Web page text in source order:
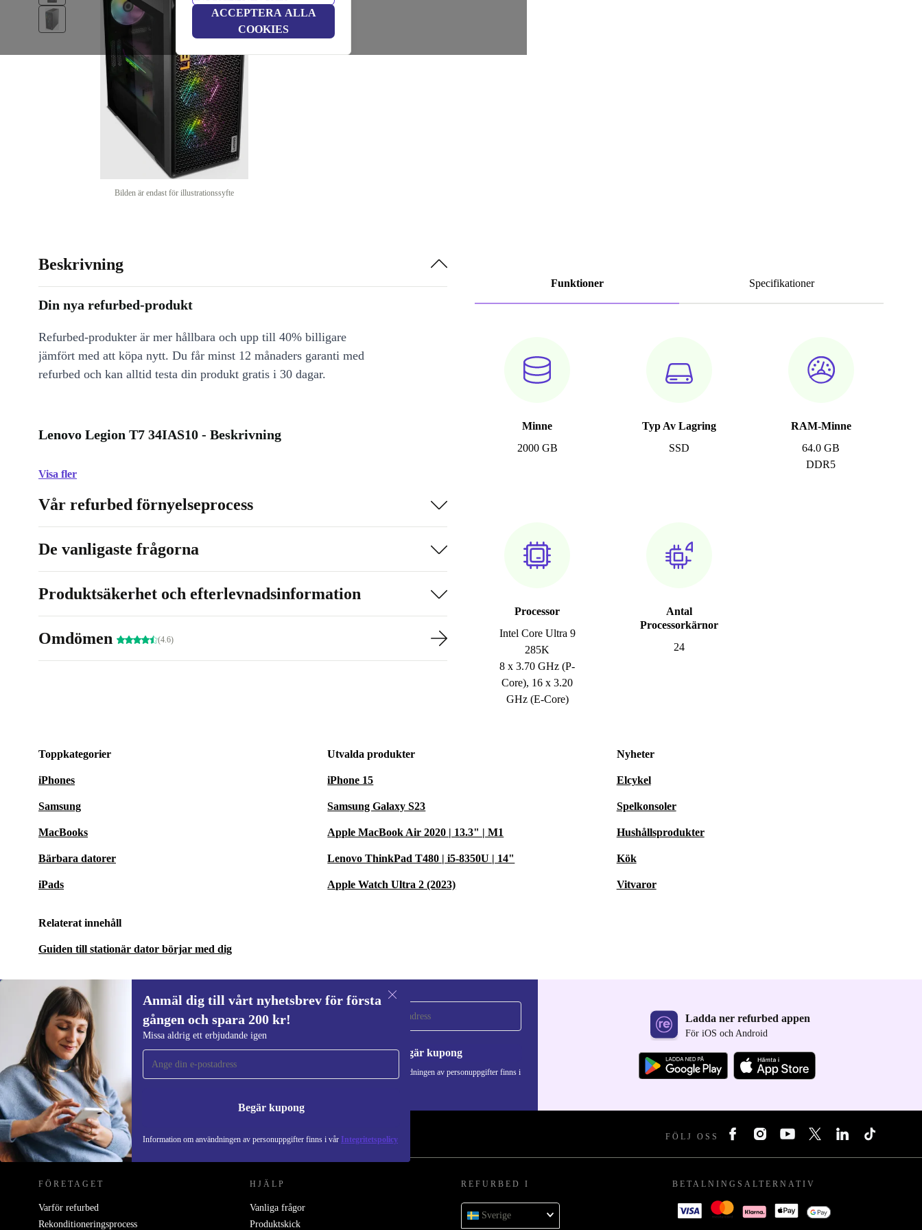
ACCEPTERA ALLA
COOKIES
Bilden är endast för illustrationssyfte
Funktioner Specifikationer
Minne
2000 GB
Typ Av Lagring
SSD
RAM-Minne
64.0 GB
DDR5
Processor
Intel Core Ultra 9
285K
8 x 3.70 GHz (P-
Core), 16 x 3.20
GHz (E-Core)
Antal
Processorkärnor
24
Beskrivning
Din nya refurbed-produkt
Refurbed-produkter är mer hållbara och upp till 40% billigare
jämfört med att köpa nytt. Du får minst 12 månaders garanti med
refurbed och kan alltid testa din produkt gratis i 30 dagar.
Lenovo Legion T7 34IAS10 - Beskrivning
Visa fler
Vår refurbed förnyelseprocess
De vanligaste frågorna
Produktsäkerhet och efterlevnadsinformation
Omdömen (4.6)
Toppkategorier
iPhones
Samsung
MacBooks
Bärbara datorer
iPads
Utvalda produkter
iPhone 15
Samsung Galaxy S23
Apple MacBook Air 2020 | 13.3" | M1
Lenovo ThinkPad T480 | i5-8350U | 14"
Apple Watch Ultra 2 (2023)
Nyheter
Elcykel
Spelkonsoler
Hushållsprodukter
Kök
Vitvaror
Relaterat innehåll
Guiden till stationär dator börjar med dig
Anmäl dig till vårt nyhetsbrev för första
gången och spara 200 kr!
Missa aldrig ett erbjudande igen
Begär kupong
Information om användningen av personuppgifter finns i vår Integritetspolicy
Anmäl dig till vårt nyhetsbrev för första
gången och spara 200 kr!
Missa aldrig ett erbjudande igen.
Begär kupong
Information om användningen av personuppgifter finns i
Ladda ner refurbed appen
För iOS och Android
REFURBED SVERIGE - RETHINK NEW. FÖLJ OSS
FÖRETAGET
Varför refurbed
Rekonditioneringsprocess
HJÄLP
Vanliga frågor
Produktskick
REFURBED I
Sverige
BETALNINGSALTERNATIV